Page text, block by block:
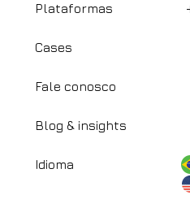
Plataformas
Cases
Fale conosco
Blog & insights
Idioma